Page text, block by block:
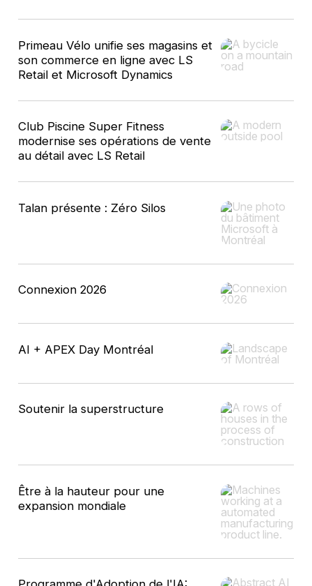
Primeau Vélo unifie ses magasins et
son commerce en ligne avec LS
Retail et Microsoft Dynamics
Club Piscine Super Fitness
modernise ses opérations de vente
au détail avec LS Retail
Talan présente : Zéro Silos
Connexion 2026
AI + APEX Day Montréal
Soutenir la superstructure
Être à la hauteur pour une
expansion mondiale